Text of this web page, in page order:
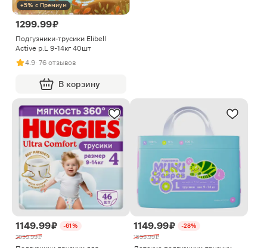
+5% с Премиум
1299.99 ₽
Подгузники-трусики Elibell
Active р.L 9-14кг 40шт
4.9· 76 отзывов
В корзину
1149.99 ₽
-61%
2999.99 ₽
1149.99 ₽
-28%
1599.99 ₽